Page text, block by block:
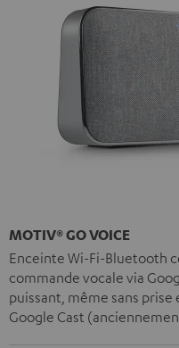
MOTIV® GO VOICE
Enceinte Wi-Fi-Bluetooth
commande vocale via
puissant, même sans
Google Cast